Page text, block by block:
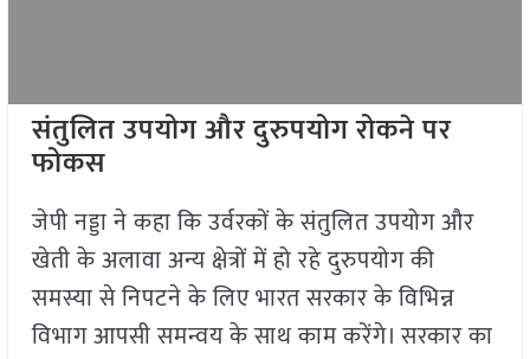
संतुलित उपयोग और दुरुपयोग रोकने पर
फोकस
जेपी नड्डा ने कहा कि उर्वरकों के संतुलित उपयोग और
खेती के अलावा अन्य क्षेत्रों में हो रहे दुरुपयोग की
समस्या से निपटने के लिए भारत सरकार के विभिन्न
विभाग आपसी समन्वय के साथ काम करेंगे। सरकार का